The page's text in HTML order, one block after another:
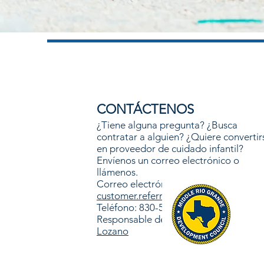
CONTÁCTENOS
¿Tiene alguna pregunta? ¿Busca
contratar a alguien? ¿Quiere
en proveedor de cuidado infantil?
Envíenos un correo electrónico o
llámenos.
Correo electrónico:
customer.referral@wfsmrg.org
Teléfono: 830-591-0141
Responsable de Información:Rosie
Lozano